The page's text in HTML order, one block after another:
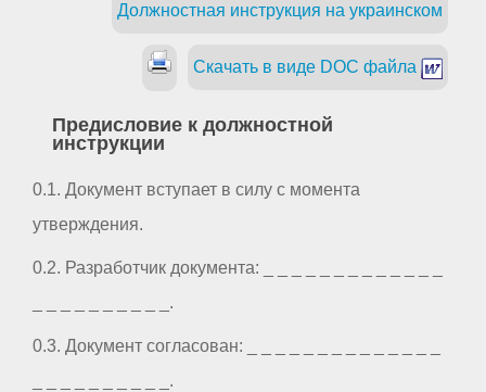
Должностная инструкция на украинском
Скачать в виде DOC файла
Предисловие к должностной
инструкции
0.1. Документ вступает в силу с момента
утверждения.
0.2. Разработчик документа: _ _ _ _ _ _ _ _ _ _ _ _ _
_ _ _ _ _ _ _ _ _ _.
0.3. Документ согласован: _ _ _ _ _ _ _ _ _ _ _ _ _ _
_ _ _ _ _ _ _ _ _ _.